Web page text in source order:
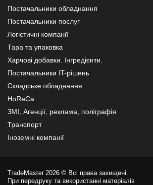
Постачальники обладнання
Постачальники послуг
Логістичні компанії
Тара та упаковка
Харчові добавки. Інгредієнти.
Постачальники IT-рішень
Складське обладнання
HoReCa
ЗМІ, Агенції, реклама, поліграфія
Транспорт
Іноземні компанії
TradeMaster 2026 © Всі права захищені.
При передруку та використанні матеріалів